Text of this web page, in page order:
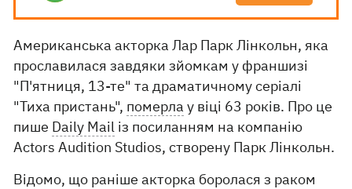
Американська акторка Лар Парк Лінкольн, яка
прославилася завдяки зйомкам у франшизі
"П'ятниця, 13-те" та драматичному серіалі
"Тиха пристань", померла у віці 63 років. Про це
пише Daily Mail із посиланням на компанію
Actors Audition Studios, створену Парк Лінкольн.
Відомо, що раніше акторка боролася з раком